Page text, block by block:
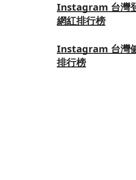
Instagram 台灣
網紅排行榜
Instagram 台灣
排行榜